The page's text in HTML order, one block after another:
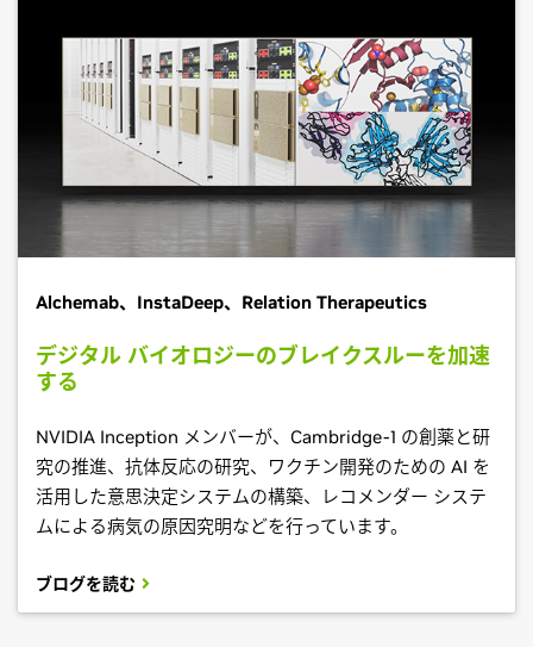
Alchemab、InstaDeep、Relation Therapeutics
デジタル バイオロジーのブレイクスルーを加速
する
NVIDIA Inception メンバーが、Cambridge-1 の創薬と研
究の推進、抗体反応の研究、ワクチン開発のための AI を
活用した意思決定システムの構築、レコメンダー システ
ムによる病気の原因究明などを行っています。
ブログを読む